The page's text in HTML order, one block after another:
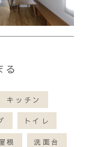
る
キッチン
トイレ
根 洗面台